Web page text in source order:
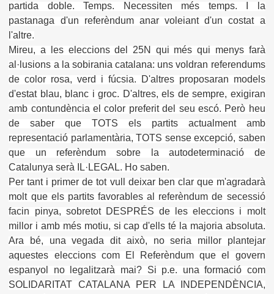
partida doble. Temps. Necessiten més temps. I la
pastanaga d'un referèndum anar voleiant d'un costat a
l'altre.
Mireu, a les eleccions del 25N qui més qui menys farà
al·lusions a la sobirania catalana: uns voldran referendums
de color rosa, verd i fúcsia. D'altres proposaran models
d'estat blau, blanc i groc. D'altres, els de sempre, exigiran
amb contundència el color preferit del seu escó. Però heu
de saber que TOTS els partits actualment amb
representació parlamentària, TOTS sense excepció, saben
que un referèndum sobre la autodeterminació de
Catalunya serà IL·LEGAL. Ho saben.
Per tant i primer de tot vull deixar ben clar que m'agradarà
molt que els partits favorables al referèndum de secessió
facin pinya, sobretot DESPRÉS de les eleccions i molt
millor i amb més motiu, si cap d'ells té la majoria absoluta.
Ara bé, una vegada dit això, no seria millor plantejar
aquestes eleccions com El Referèndum que el govern
espanyol no legalitzarà mai? Si p.e. una formació com
SOLIDARITAT CATALANA PER LA INDEPENDÈNCIA,